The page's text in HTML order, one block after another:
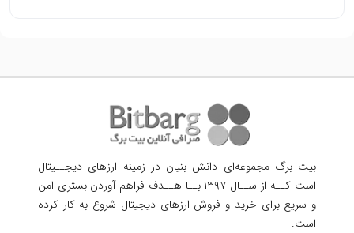
بیت برگ مجموعه‌ای دانش بنیان در زمینه ارزهای دیجــیتال
است کــه از ســال ۱۳۹۷ بــا هــدف فراهم آوردن
بستری امن
و سریع برای خرید و فروش ارزهای دیجیتال شروع به کار کرده
است.